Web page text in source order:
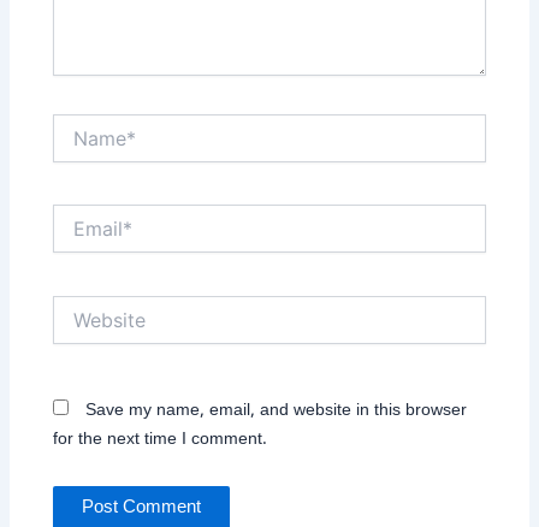
Save my name, email, and website in this browser
for the next time I comment.